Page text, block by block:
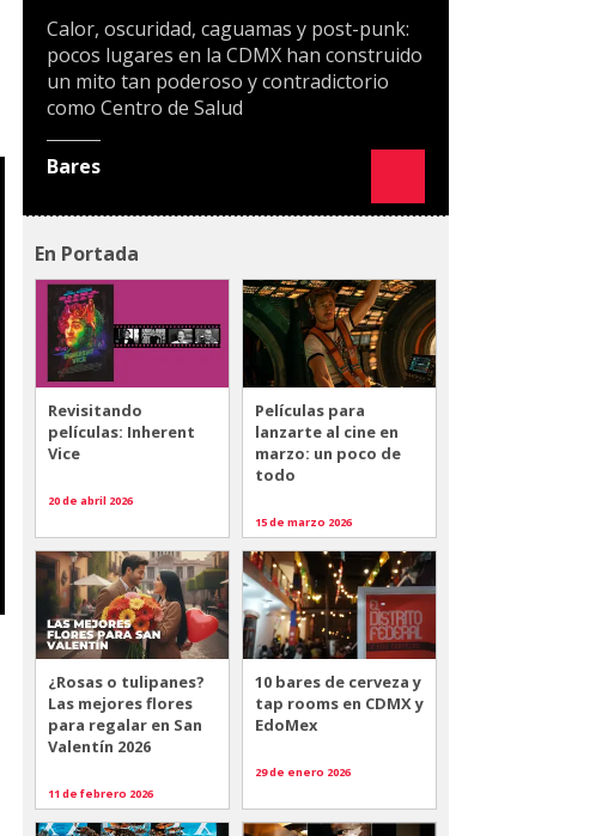
Calor, oscuridad, caguamas y post-punk:
pocos lugares en la CDMX han construido
un mito tan poderoso y contradictorio
como Centro de Salud
Bares
En Portada
Revisitando
películas: Inherent
Vice
20 de abril 2026
Películas para
lanzarte al cine en
marzo: un poco de
todo
15 de marzo 2026
¿Rosas o tulipanes?
Las mejores flores
para regalar en San
Valentín 2026
11 de febrero 2026
10 bares de cerveza y
tap rooms en CDMX y
EdoMex
29 de enero 2026